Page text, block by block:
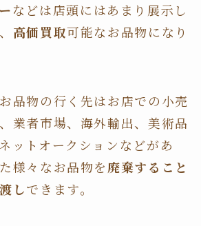
などは店頭にはあまり展示し
高価買取可能なお品物になり
品物の行く先はお店での小売
業者市場、海外輸出、美術品
ットオークションなどがあ
様々なお品物を廃棄すること
しできます。